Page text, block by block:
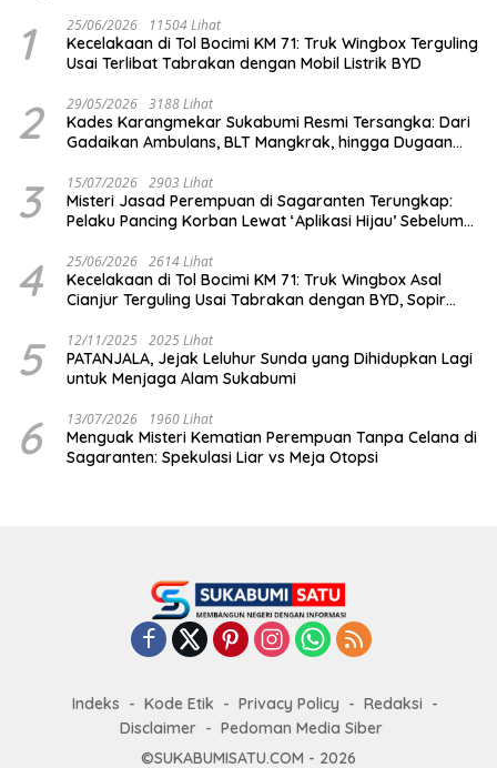
1 25/06/2026 11504 Lihat
Kecelakaan di Tol Bocimi KM 71: Truk Wingbox Terguling
Usai Terlibat Tabrakan dengan Mobil Listrik BYD
2 29/05/2026 3188 Lihat
Kades Karangmekar Sukabumi Resmi Tersangka: Dari
Gadaikan Ambulans, BLT Mangkrak, hingga Dugaan
3 15/07/2026 2903 Lihat
Misteri Jasad Perempuan di Sagaranten Terungkap:
Pelaku Pancing Korban Lewat ‘Aplikasi Hijau’ Sebelum
4 25/06/2026 2614 Lihat
Kecelakaan di Tol Bocimi KM 71: Truk Wingbox Asal
Cianjur Terguling Usai Tabrakan dengan BYD, Sopir
5 12/11/2025 2025 Lihat
PATANJALA, Jejak Leluhur Sunda yang Dihidupkan Lagi
untuk Menjaga Alam Sukabumi
6 13/07/2026 1960 Lihat
Menguak Misteri Kematian Perempuan Tanpa Celana di
Sagaranten: Spekulasi Liar vs Meja Otopsi
Indeks Kode Etik Privacy Policy
Redaksi
Disclaimer
Pedoman Media Siber
©SUKABUMISATU.COM - 2026